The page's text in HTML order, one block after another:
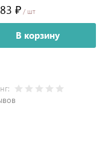
₽ / шт
В корзину